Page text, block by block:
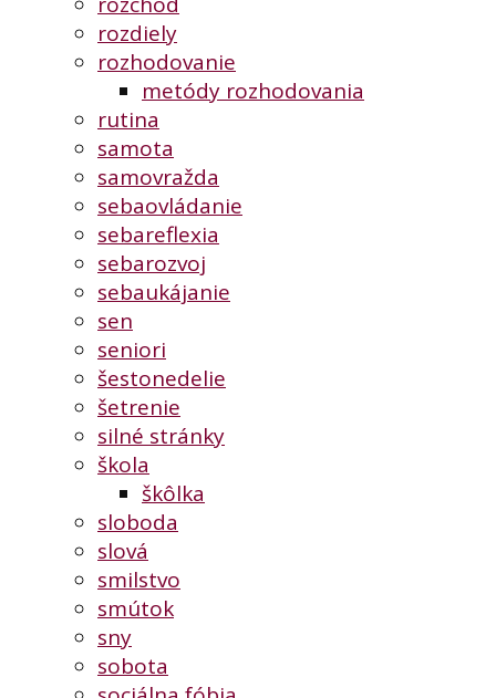
rozdiely
rozhodovanie
metódy rozhodovania
rutina
samota
samovražda
sebaovládanie
sebareflexia
sebarozvoj
sebaukájanie
sen
seniori
šestonedelie
šetrenie
silné stránky
škola
škôlka
sloboda
slová
smilstvo
smútok
sny
sobota